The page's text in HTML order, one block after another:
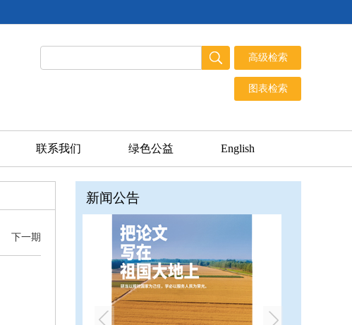
联系我们 绿色公益 English
下一期
新闻公告